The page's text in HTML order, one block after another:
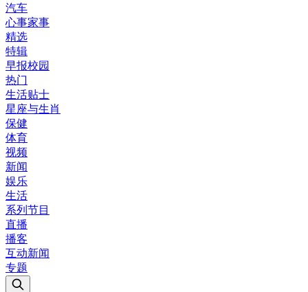
汽车
心事家事
精选
特辑
早报校园
热门
生活贴士
星座与生肖
保健
体育
视频
新闻
娱乐
生活
系列节目
直播
播客
互动新闻
专题